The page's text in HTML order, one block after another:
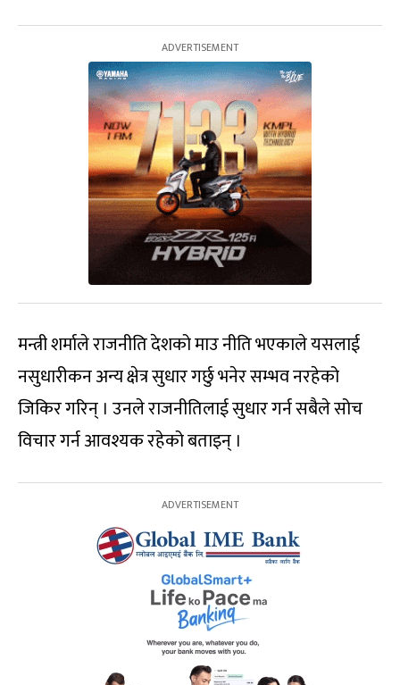
मन्त्री शर्माले राजनीति देशको माउ नीति भएकाले यसलाई
नसुधारीकन अन्य क्षेत्र सुधार गर्छु भनेर सम्भव नरहेको
जिकिर गरिन् । उनले राजनीतिलाई सुधार गर्न सबैले सोच
विचार गर्न आवश्यक रहेको बताइन् ।